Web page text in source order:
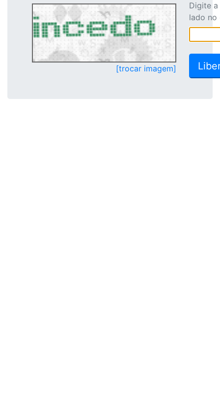
[trocar imagem]
Digite
lado no